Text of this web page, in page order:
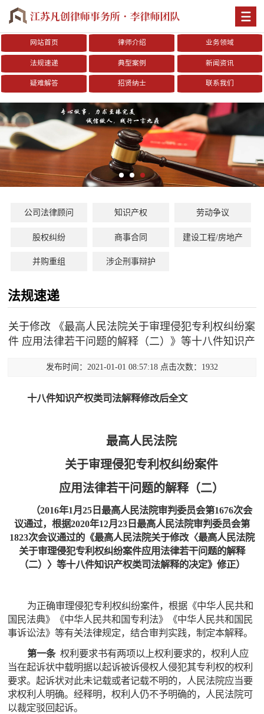
网站首页 律师介绍 业务领域
法规速递 典型案例 新闻资讯
疑难解答 招贤纳士 联系我们
公司法律顾问 知识产权 劳动争议
股权纠纷 商事合同 建设工程/房地产
并购重组 涉企刑事辩护
法规速递
关于修改 《最高人民法院关于审理侵犯专利权纠纷案
件 应用法律若干问题的解释（二）》等十八件知识产
发布时间：2021-01-01 08:57:18 点击次数：1932
十八件知识产权类司法解释修改后全文
最高人民法院
关于审理侵犯专利权纠纷案件
应用法律若干问题的解释（二）
（2016年1月25日最高人民法院审判委员会第1676次会
议通过，根据2020年12月23日最高人民法院审判委员会第
1823次会议通过的《最高人民法院关于修改〈最高人民法院
关于审理侵犯专利权纠纷案件应用法律若干问题的解释
（二）〉等十八件知识产权类司法解释的决定》修正）
为正确审理侵犯专利权纠纷案件，根据《中华人民共和
国民法典》《中华人民共和国专利法》《中华人民共和国民
事诉讼法》等有关法律规定，结合审判实践，制定本解释。
第一条权利要求书有两项以上权利要求的，权利人应
当在起诉状中载明据以起诉被诉侵权人侵犯其专利权的权利
要求。起诉状对此未记载或者记载不明的，人民法院应当要
求权利人明确。经释明，权利人仍不予明确的，人民法院可
以裁定驳回起诉。